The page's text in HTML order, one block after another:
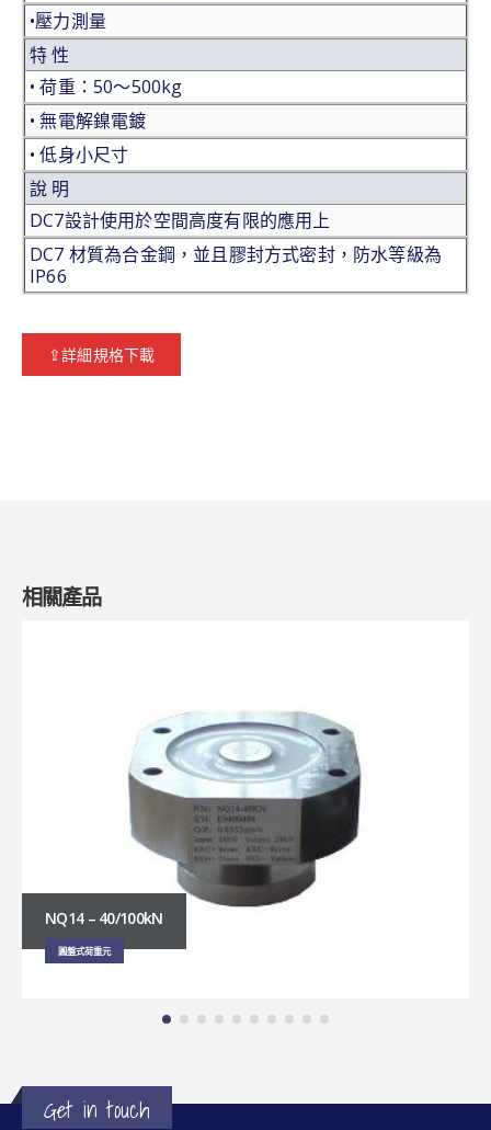
•壓力測量
特 性
• 荷重：50〜500kg
• 無電解鎳電鍍
• 低身小尺寸
說 明
DC7設計使用於空間高度有限的應用上
DC7 材質為合金鋼，並且膠封方式密封，防水等級為
IP66
⇪詳細規格下載
相關產品
DC7-SS – 0.5~5t/15K(lb)
圓盤式荷重元
Get in touch